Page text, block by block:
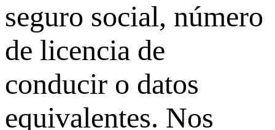
seguro social, número
de licencia de
conducir o datos
equivalentes. Nos